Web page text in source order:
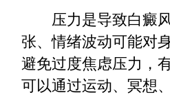
压力是导致白癜风
张、情绪波动可能对
避免过度焦虑压力，
可以通过运动、冥想